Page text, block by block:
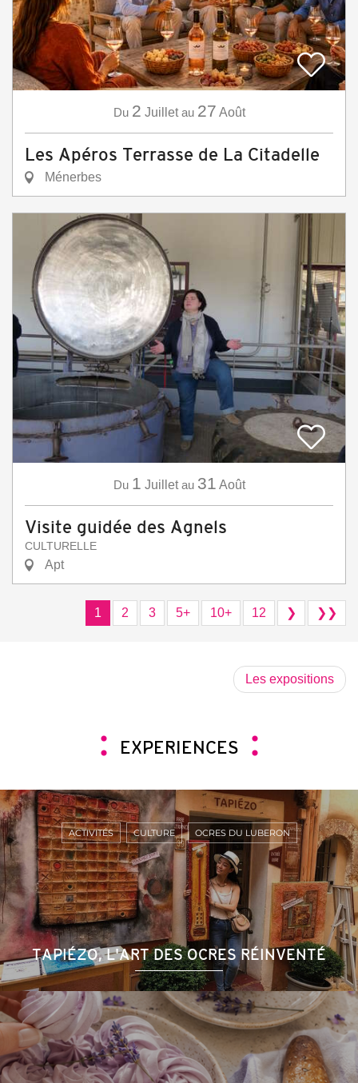
Du 2 Juillet au 27 Août
Les Apéros Terrasse de La Citadelle
Ménerbes
Du 1 Juillet au 31 Août
Visite guidée des Agnels
CULTURELLE
Apt
1 2 3 5+ 10+ 12 ❯ ❯❯
Les expositions
EXPERIENCES
TAPIÉZO, L'ART DES OCRES RÉINVENTÉ
ACTIVITÉS CULTURE OCRES DU LUBERON